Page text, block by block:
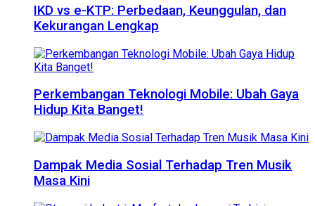
IKD vs e-KTP: Perbedaan, Keunggulan, dan
Kekurangan Lengkap
Perkembangan Teknologi Mobile: Ubah Gaya
Hidup Kita Banget!
Dampak Media Sosial Terhadap Tren Musik
Masa Kini